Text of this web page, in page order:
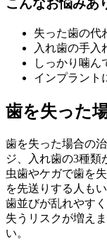
こんなお悩みあ
失った歯の代
入れ歯の手入
しっかり噛ん
インプラント
歯を失った
歯を失った場合の
ジ、入れ歯の3種類
虫歯やケガで歯を
を先送りする人も
歯並びが乱れやす
失うリスクが増え
い。